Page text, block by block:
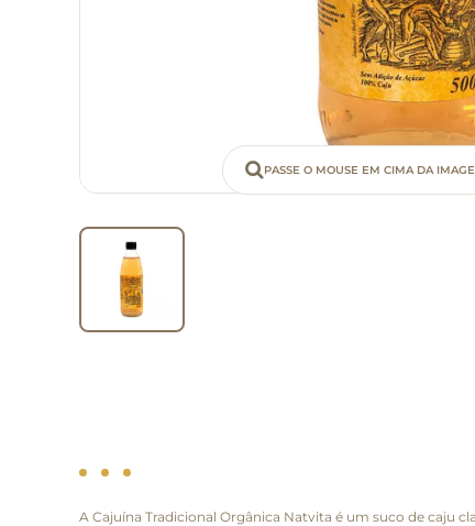
PASSE O MOUSE EM CIMA DA
A Cajuína Tradicional Orgânica Natvita é um suco de caju